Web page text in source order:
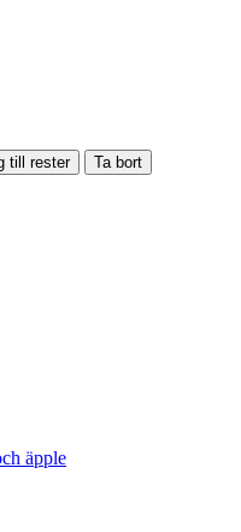
till rester Ta bort